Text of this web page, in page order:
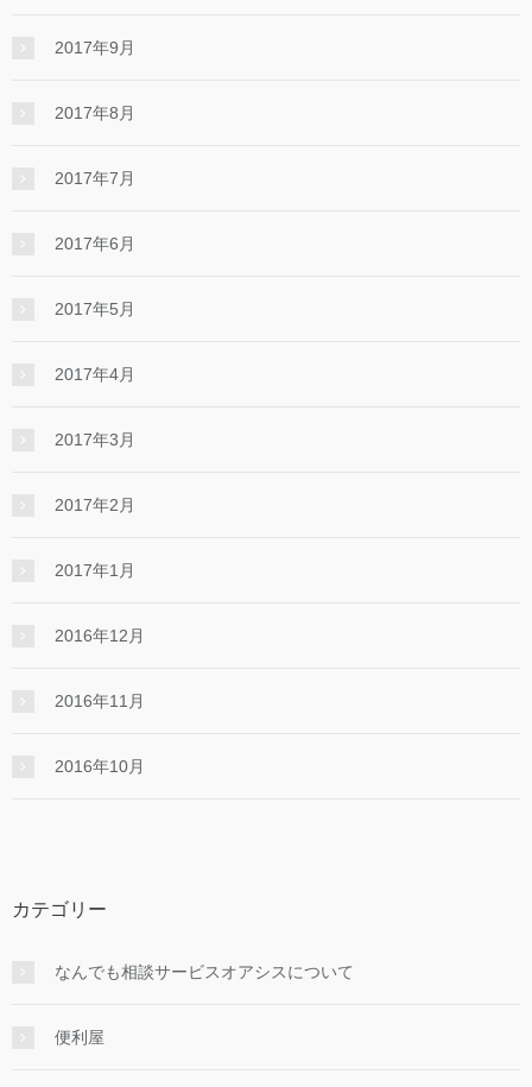
2017年9月
2017年8月
2017年7月
2017年6月
2017年5月
2017年4月
2017年3月
2017年2月
2017年1月
2016年12月
2016年11月
2016年10月
カテゴリー
なんでも相談サービスオアシスについて
便利屋